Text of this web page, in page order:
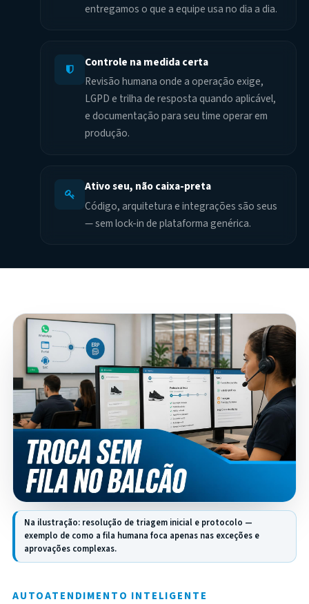
entregamos o que a equipe usa no dia a dia.
Controle na medida certa
Revisão humana onde a operação exige,
LGPD e trilha de resposta quando aplicável,
e documentação para seu time operar em
produção.
Ativo seu, não caixa-preta
Código, arquitetura e integrações são seus
— sem lock-in de plataforma genérica.
Na ilustração: resolução de triagem inicial e protocolo —
exemplo de como a fila humana foca apenas nas exceções e
aprovações complexas.
AUTOATENDIMENTO INTELIGENTE